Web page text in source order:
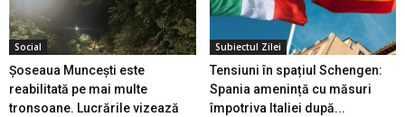
Social
Șoseaua Muncești este
reabilitată pe mai multe
tronsoane. Lucrările vizează
Subiectul Zilei
Tensiuni în spațiul Schengen:
Spania amenință cu măsuri
împotriva Italiei după...